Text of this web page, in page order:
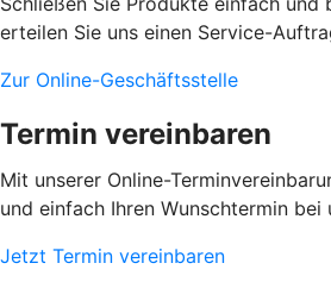
erteilen Sie uns einen Service-
Zur Online-Geschäftsstelle
Termin vereinbaren
Mit unserer Online-
und einfach Ihren Wunschtermin bei
Jetzt Termin vereinbaren